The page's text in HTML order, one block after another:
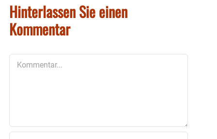
Hinterlassen Sie einen
Kommentar